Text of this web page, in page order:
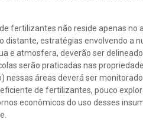
fertilizantes não reside apenas
estratégias envolvendo a
e atmosfera, deverão ser
serão praticadas nas
nessas áreas deverá ser
de fertilizantes, pouco
econômicos do uso desses